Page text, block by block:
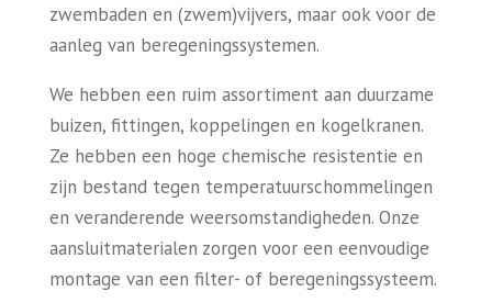
zwembaden en (zwem)vijvers, maar ook voor de
aanleg van beregeningssystemen.
We hebben een ruim assortiment aan duurzame
buizen, fittingen, koppelingen en kogelkranen.
Ze hebben een hoge chemische resistentie en
zijn bestand tegen temperatuurschommelingen
en veranderende weersomstandigheden. Onze
aansluitmaterialen zorgen voor een eenvoudige
montage van een filter- of beregeningssysteem.